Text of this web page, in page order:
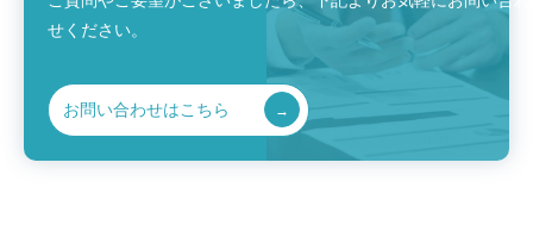
せください。
お問い合わせはこちら